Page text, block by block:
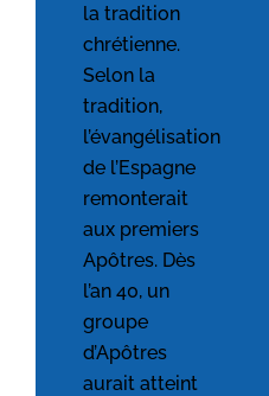
la tradition
chrétienne.
Selon la
tradition,
l’évangélisation
de l’Espagne
remonterait
aux premiers
Apôtres. Dès
l’an 40, un
groupe
d’Apôtres
aurait atteint